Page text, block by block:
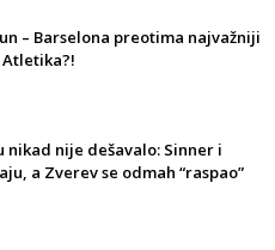
– Barselona preotima najvažniji
nikad nije dešavalo: Sinner i
a Zverev se odmah “raspao”